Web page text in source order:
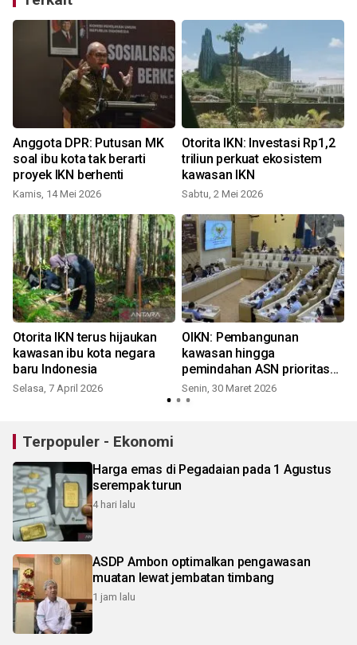
Anggota DPR: Putusan MK
soal ibu kota tak berarti
proyek IKN berhenti
Kamis, 14 Mei 2026
Otorita IKN: Investasi Rp1,2
triliun perkuat ekosistem
kawasan IKN
Sabtu, 2 Mei 2026
Otorita IKN terus hijaukan
kawasan ibu kota negara
baru Indonesia
Selasa, 7 April 2026
OIKN: Pembangunan
kawasan hingga
pemindahan ASN prioritas
2026
Senin, 30 Maret 2026
Terpopuler - Ekonomi
Harga emas di Pegadaian pada 1 Agustus
serempak turun
4 hari lalu
ASDP Ambon optimalkan pengawasan
muatan lewat jembatan timbang
1 jam lalu